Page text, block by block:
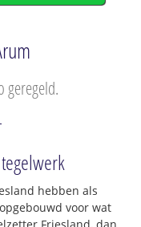
geregeld.
hebben als
voor wat